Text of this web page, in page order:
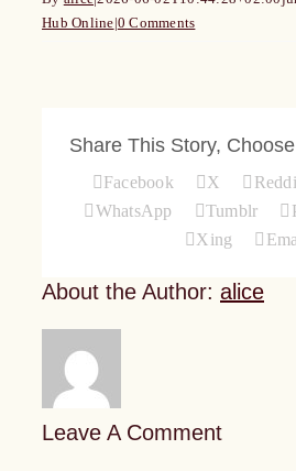
Hub Online|0 Comments
Share This Story,
Facebook X
WhatsApp
Tumblr
Xing
About the Author: alice
Leave A Comment